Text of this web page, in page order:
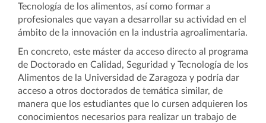
Tecnología de los alimentos, así como formar a
profesionales que vayan a desarrollar su actividad en el
ámbito de la innovación en la industria agroalimentaria.
En concreto, este máster da acceso directo al programa
de Doctorado en Calidad, Seguridad y Tecnología de los
Alimentos de la Universidad de Zaragoza y podría dar
acceso a otros doctorados de temática similar, de
manera que los estudiantes que lo cursen adquieren los
conocimientos necesarios para realizar un trabajo de